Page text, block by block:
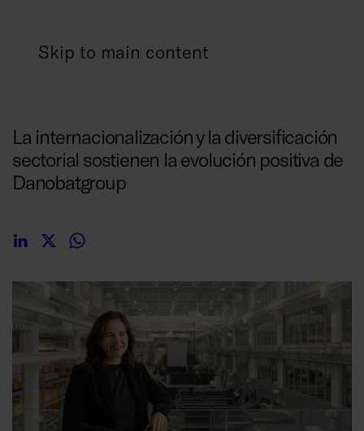
Skip to main content
La internacionalización y la diversificación
sectorial sostienen la evolución positiva de
Danobatgroup